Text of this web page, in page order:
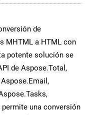
de
MHTML a HTML con
potente solución se
de Aspose.Total,
una conversión